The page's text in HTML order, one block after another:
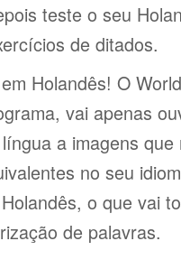
teste o seu
de ditados.
Holandês! O
vai apenas
a imagens
no seu
o que vai
de palavras.